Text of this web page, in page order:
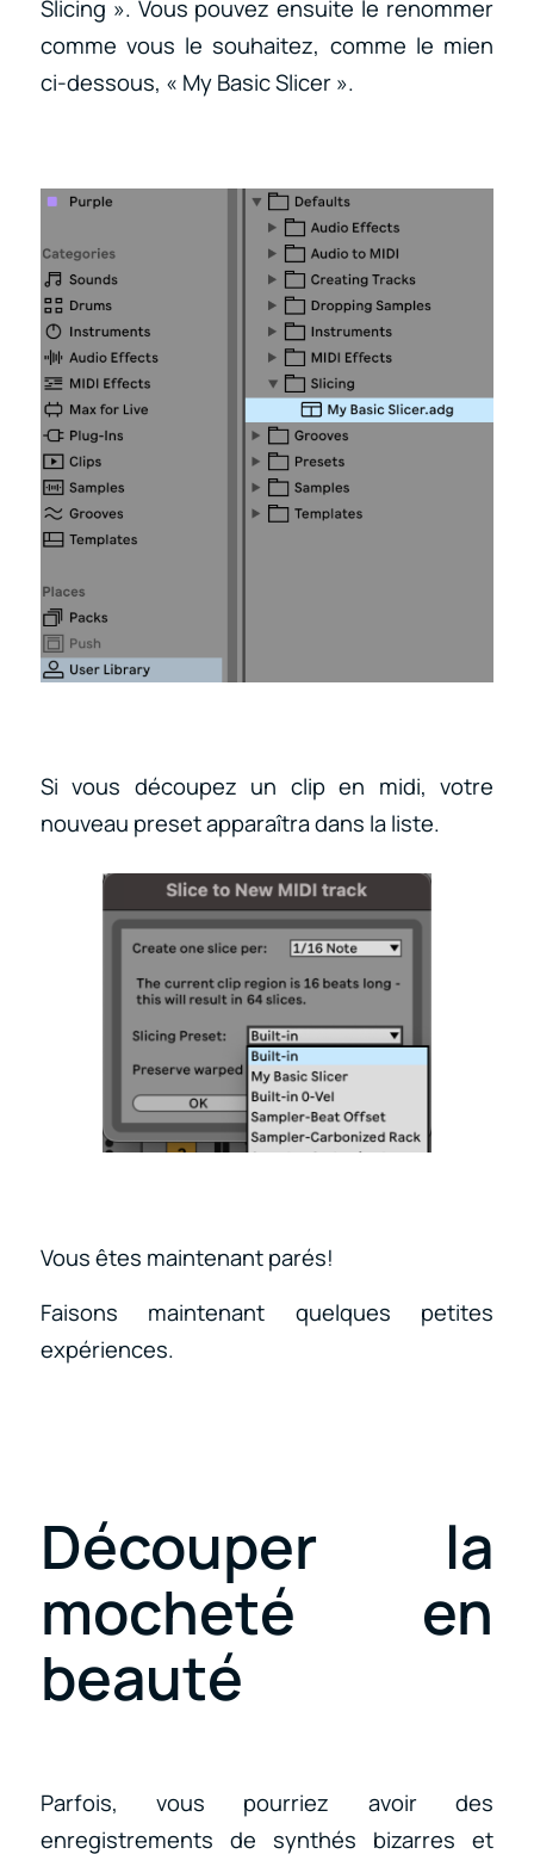
Slicing ». Vous pouvez ensuite le renommer
comme vous le souhaitez, comme le mien
ci-dessous, « My Basic Slicer ».
Si vous découpez un clip en midi, votre
nouveau preset apparaîtra dans la liste.
Vous êtes maintenant parés!
Faisons maintenant quelques petites
expériences.
Découper la
mocheté en
beauté
Parfois, vous pourriez avoir des
enregistrements de synthés bizarres et